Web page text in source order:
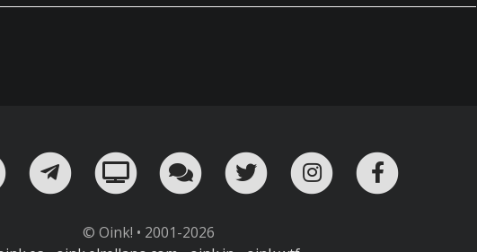
¡Mándame un email!
¡Nuestro canal en Telegram!
Oink! TV Charla con nosotros en Telegram
Twitter Instagram
© Oink! • 2001-2026